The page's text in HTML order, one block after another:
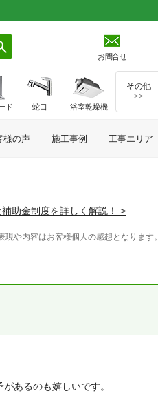
お問合せ
助金制度を詳しく解説！
や内容はお客様個人の感想となります。
あるのも嬉しいです。
ド 蛇口 浴室乾燥機
その他
>>
様の声 施工事例 工事エリア